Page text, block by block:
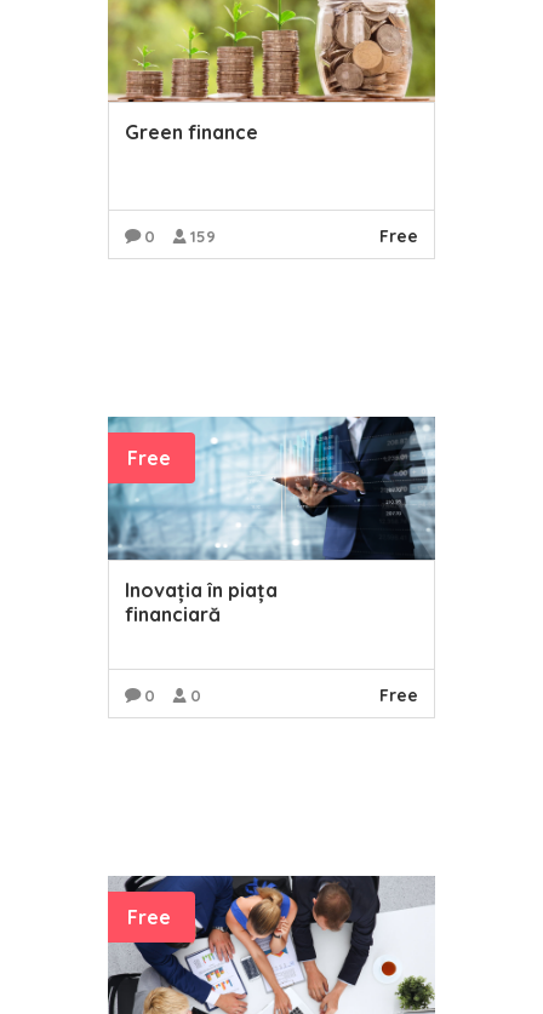
Green finance
0 159 Free
Free
Inovația în piața
financiară
0 0 Free
Free